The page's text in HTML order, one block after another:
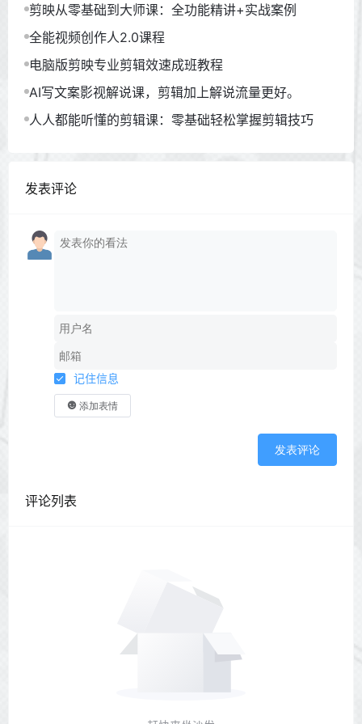
剪映从零基础到大师课：全功能精讲+实战案例
全能视频创作人2.0课程
电脑版剪映专业剪辑效速成班教程
AI写文案影视解说课，剪辑加上解说流量更好。
人人都能听懂的剪辑课：零基础轻松掌握剪辑技巧
发表评论
记住信息
添加表情
发表评论
评论列表